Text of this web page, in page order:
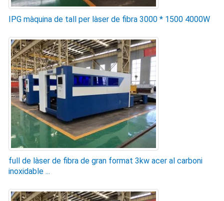
IPG màquina de tall per làser de fibra 3000 * 1500 4000W
full de làser de fibra de gran format 3kw acer al carboni
inoxidable ...